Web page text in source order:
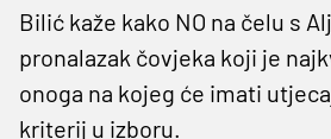
Bilić kaže kako NO na čelu s
pronalazak čovjeka koji je
onoga na kojeg će imati
kriterij u izboru.